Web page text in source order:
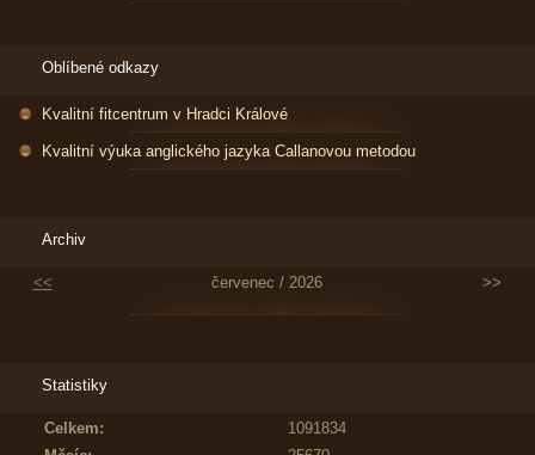
Oblíbené odkazy
Kvalitní fitcentrum v Hradci Králové
Kvalitní výuka anglického jazyka Callanovou metodou
Archiv
<< červenec / 2026 >>
Statistiky
Celkem:
1091834